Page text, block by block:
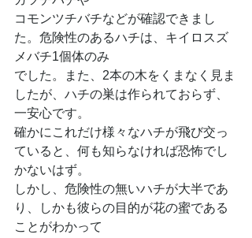
コモンツチバチなどが確認できまし
た。危険性のあるハチは、キイロスズ
メバチ1個体のみ
でした。また、2本の木をくまなく見ま
したが、ハチの巣は作られておらず、
一安心です。
確かにこれだけ様々なハチが飛び交っ
ていると、何も知らなければ恐怖でし
かないはず。
しかし、危険性の無いハチが大半であ
り、しかも彼らの目的が花の蜜である
ことがわかって